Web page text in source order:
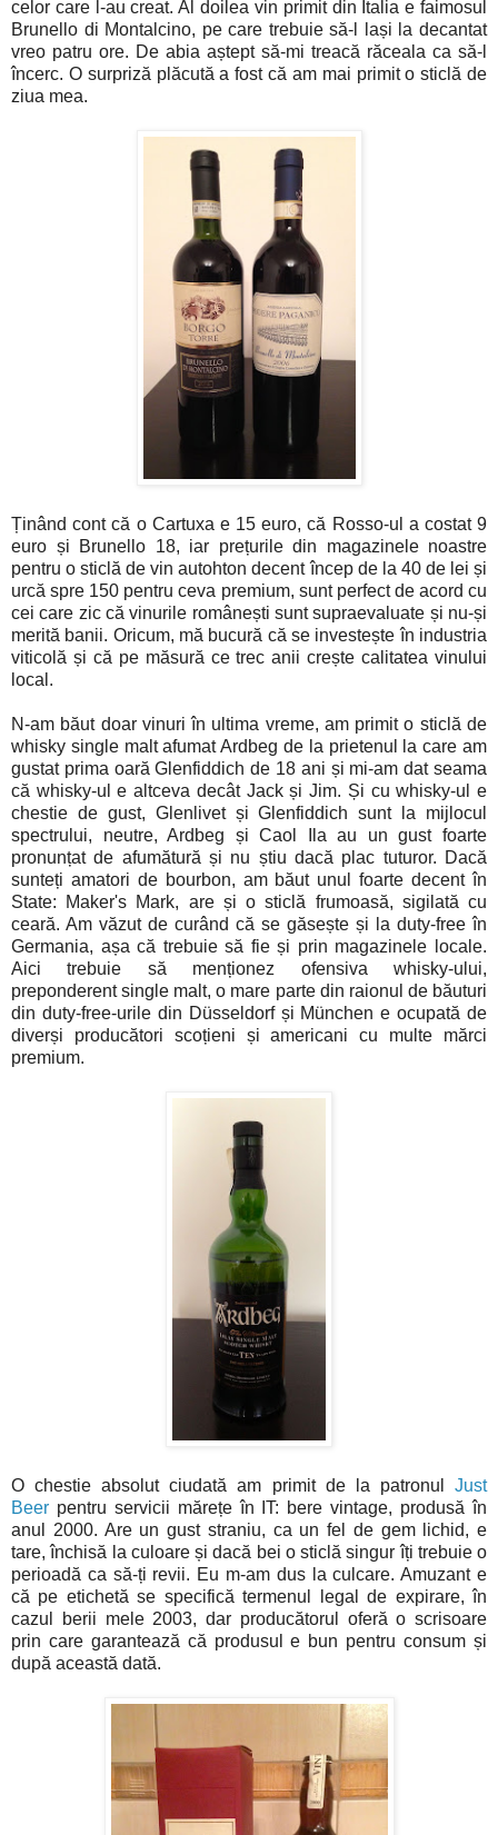
celor care l-au creat. Al doilea vin primit din Italia e faimosul
Brunello di Montalcino, pe care trebuie să-l lași la decantat
vreo patru ore. De abia aștept să-mi treacă răceala ca să-l
încerc. O surpriză plăcută a fost că am mai primit o sticlă de
ziua mea.
Ținând cont că o Cartuxa e 15 euro, că Rosso-ul a costat 9
euro și Brunello 18, iar prețurile din magazinele noastre
pentru o sticlă de vin autohton decent încep de la 40 de lei și
urcă spre 150 pentru ceva premium, sunt perfect de acord cu
cei care zic că vinurile românești sunt supraevaluate și nu-și
merită banii. Oricum, mă bucură că se investește în industria
viticolă și că pe măsură ce trec anii crește calitatea vinului
local.
N-am băut doar vinuri în ultima vreme, am primit o sticlă de
whisky single malt afumat Ardbeg de la prietenul la care am
gustat prima oară Glenfiddich de 18 ani și mi-am dat seama
că whisky-ul e altceva decât Jack și Jim. Și cu whisky-ul e
chestie de gust, Glenlivet și Glenfiddich sunt la mijlocul
spectrului, neutre, Ardbeg și Caol Ila au un gust foarte
pronunțat de afumătură și nu știu dacă plac tuturor. Dacă
sunteți amatori de bourbon, am băut unul foarte decent în
State: Maker's Mark, are și o sticlă frumoasă, sigilată cu
ceară. Am văzut de curând că se găsește și la duty-free în
Germania, așa că trebuie să fie și prin magazinele locale.
Aici trebuie să menționez ofensiva whisky-ului,
preponderent single malt, o mare parte din raionul de băuturi
din duty-free-urile din Düsseldorf și München e ocupată de
diverși producători scoțieni și americani cu multe mărci
premium.
O chestie absolut ciudată am primit de la patronul Just
Beer pentru servicii mărețe în IT: bere vintage, produsă în
anul 2000. Are un gust straniu, ca un fel de gem lichid, e
tare, închisă la culoare și dacă bei o sticlă singur îți trebuie o
perioadă ca să-ți revii. Eu m-am dus la culcare. Amuzant e
că pe etichetă se specifică termenul legal de expirare, în
cazul berii mele 2003, dar producătorul oferă o scrisoare
prin care garantează că produsul e bun pentru consum și
după această dată.